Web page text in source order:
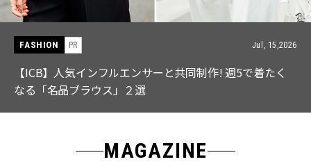
FASHION PR Jul, 15,2026
【ICB】人気インフルエンサーと共同制作! 週5で着たく
なる「名品ブラウス」２選
MAGAZINE